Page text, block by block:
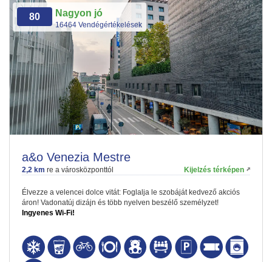
80 Nagyon jó
16464 Vendégértékelések
a&o Venezia Mestre
2,2 km re a városközponttól Kijelzés térképen
Élvezze a velencei dolce vitát: Foglalja le szobáját kedvező akciós
áron! Vadonatúj dizájn és több nyelven beszélő személyzet!
Ingyenes Wi-Fi!